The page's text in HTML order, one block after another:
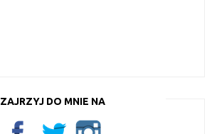
ZAJRZYJ DO MNIE NA